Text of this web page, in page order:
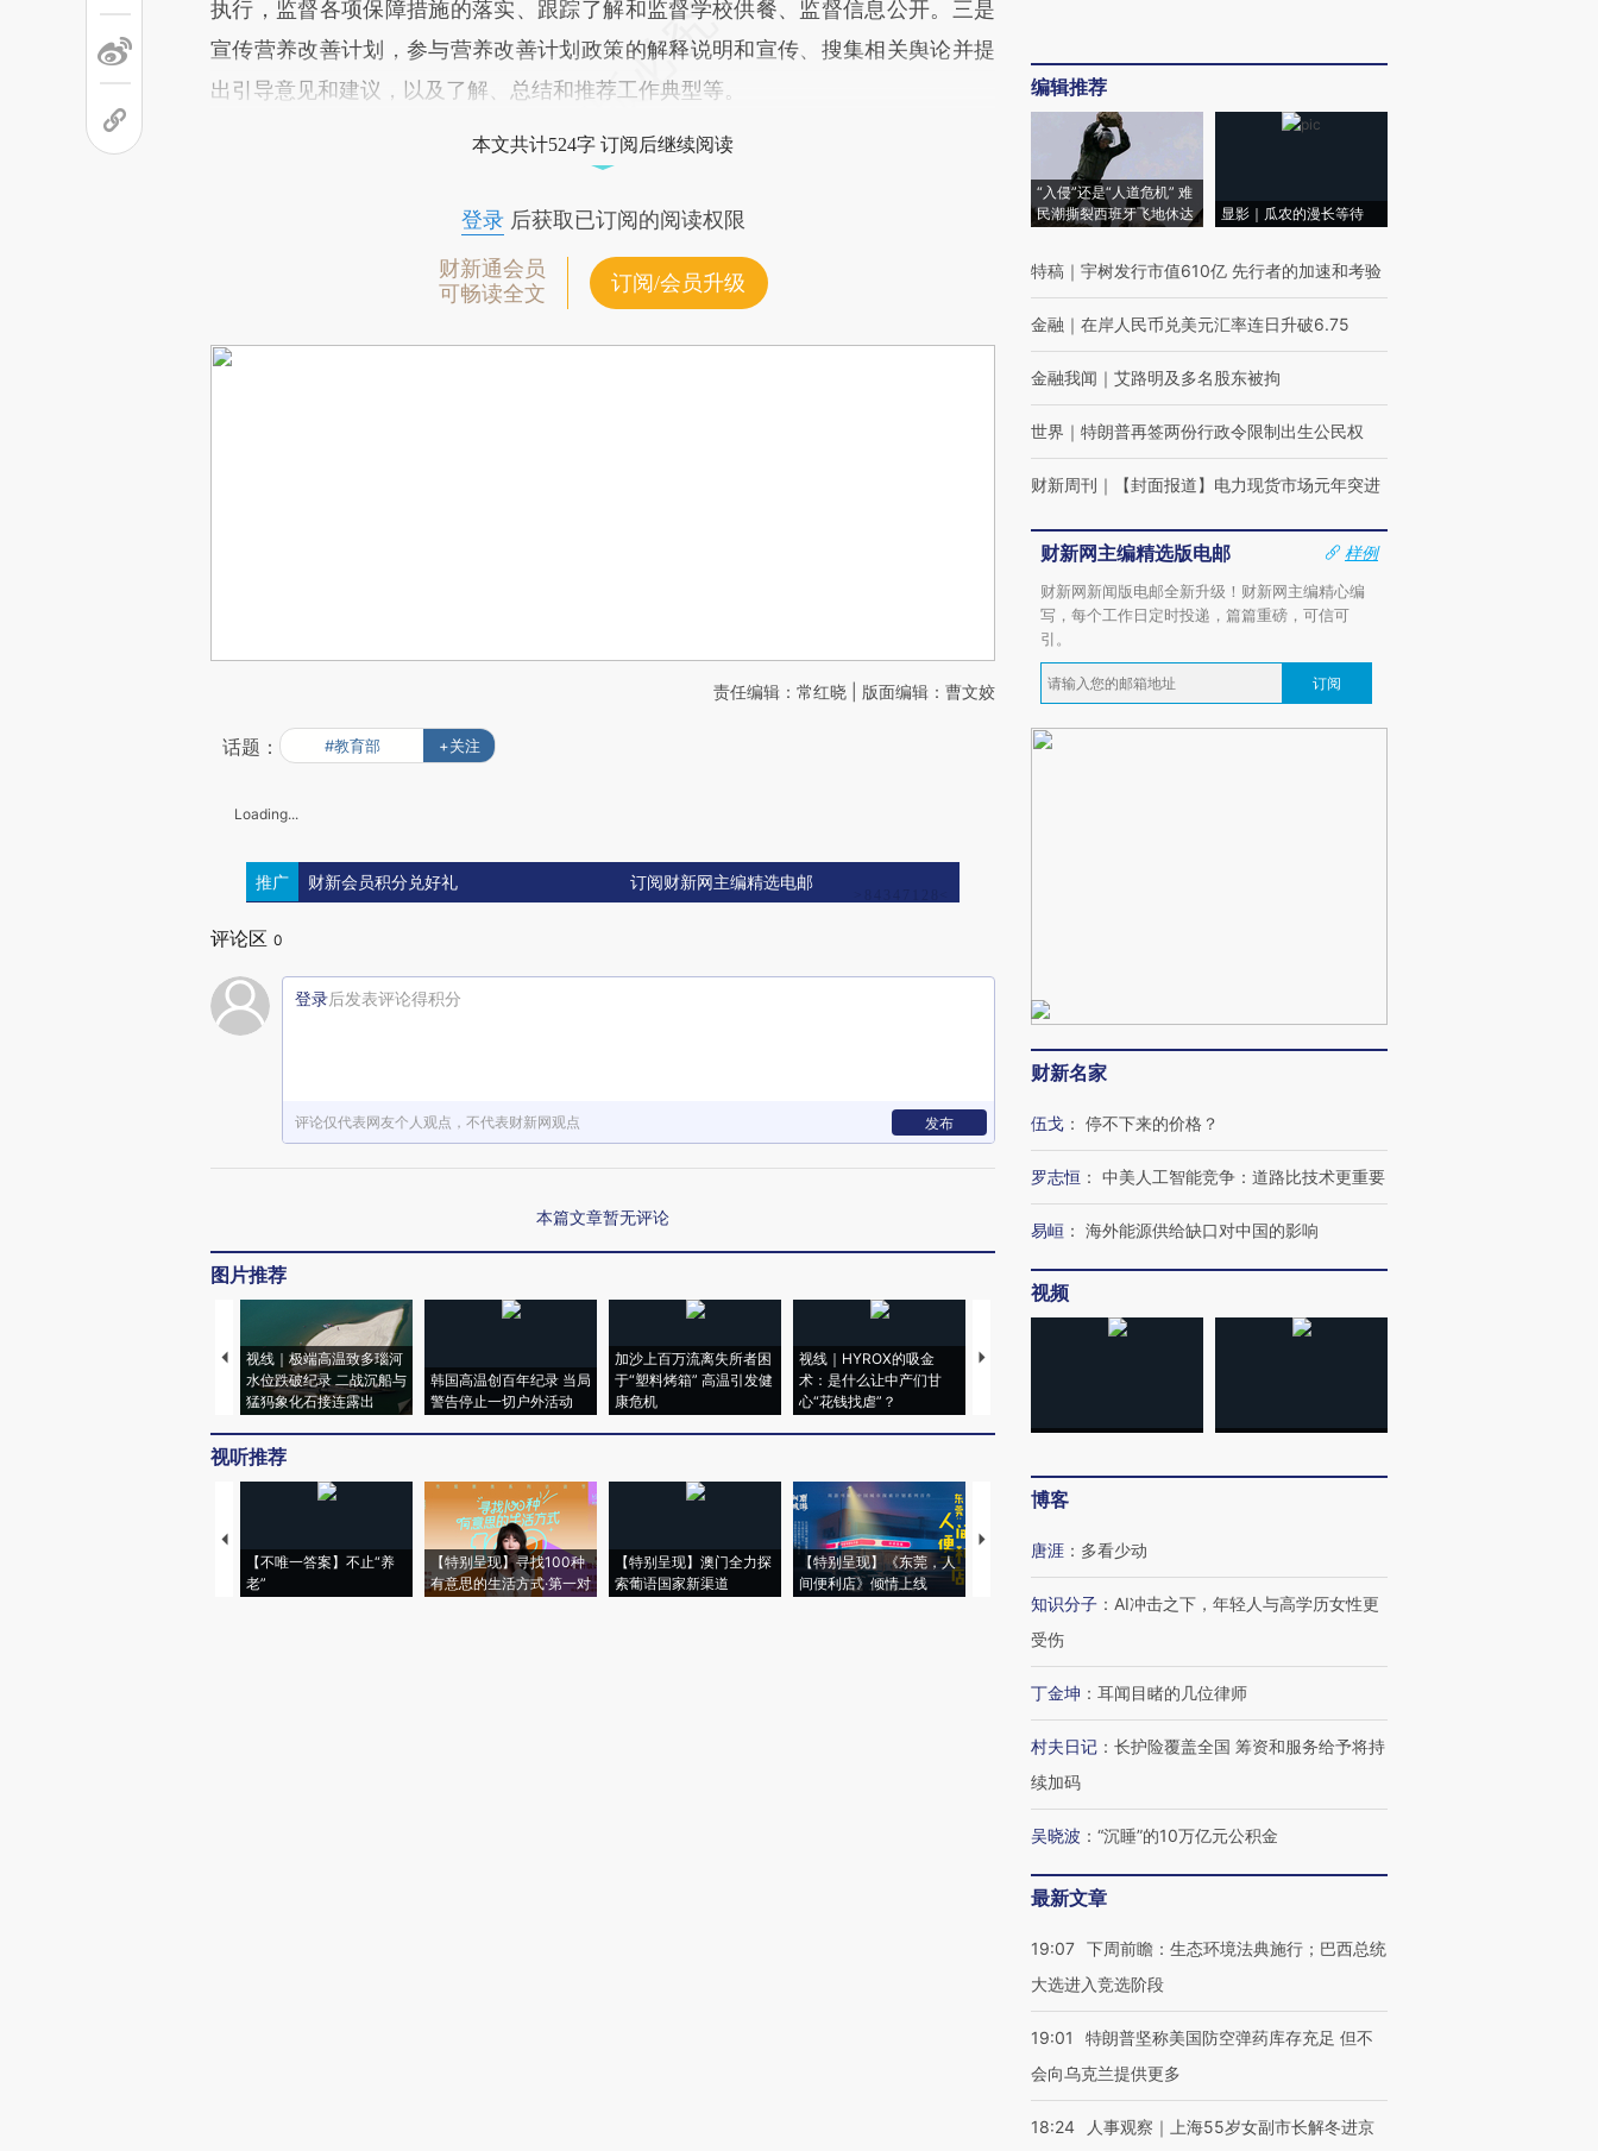
执行，监督各项保障措施的落实、跟踪了解和监督学校供餐、监督信息公开。三是
宣传营养改善计划，参与营养改善计划政策的解释说明和宣传、搜集相关舆论并提
出引导意见和建议，以及了解、总结和推荐工作典型等。
本文共计524字 订阅后继续阅读
登录后获取已订阅的阅读权限
财新通会员
可畅读全文
订阅/会员升级
责任编辑：常红晓 | 版面编辑：曹文姣
话题： #教育部 +关注
Loading...
推广 财新会员积分兑好礼 订阅财新网主编精选电邮
评论区 0
登录后发表评论得积分
评论仅代表网友个人观点，不代表财新网观点 发布
本篇文章暂无评论
图片推荐
视线｜极端高温致多瑙河
水位跌破纪录 二战沉船与
猛犸象化石接连露出
韩国高温创百年纪录 当局
警告停止一切户外活动
加沙上百万流离失所者困
于“塑料烤箱” 高温引发健
康危机
视线｜HYROX的吸金
术：是什么让中产们甘
心“花钱找虐”？
马航飞行员跨国走私7万
视听推荐
【不唯一答案】不止“养
老”
【特别呈现】寻找100种
有意思的生活方式·第一对
【特别呈现】澳门全力探
索葡语国家新渠道
【特别呈现】《东莞，人
间便利店》倾情上线
【推广】走进第四届链博
会，让数智科技“链”接产
有意思的生活方式·第三对
住三大增长引擎是什么？
编辑推荐
“入侵”还是“人道危机” 难
民潮撕裂西班牙飞地休达
显影｜瓜农的漫长等待
特稿 ｜ 宇树发行市值610亿 先行者的加速和考验
金融 ｜ 在岸人民币兑美元汇率连日升破6.75
金融我闻 ｜ 艾路明及多名股东被拘
世界 ｜ 特朗普再签两份行政令限制出生公民权
财新周刊 ｜ 【封面报道】电力现货市场元年突进
财新网主编精选版电邮
样例
财新网新闻版电邮全新升级！财新网主编精心编
写，每个工作日定时投递，篇篇重磅，可信可
引。
订阅
财新名家
伍戈 ： 停不下来的价格？
罗志恒 ： 中美人工智能竞争：道路比技术更重要
易峘 ： 海外能源供给缺口对中国的影响
视频
博客
唐涯 ： 多看少动
知识分子 ： AI冲击之下，年轻人与高学历女性更
受伤
丁金坤 ： 耳闻目睹的几位律师
村夫日记 ： 长护险覆盖全国 筹资和服务给予将持
续加码
吴晓波 ： “沉睡”的10万亿元公积金
最新文章
19:07 下周前瞻：生态环境法典施行；巴西总统
大选进入竞选阶段
19:01
特朗普坚称美国防空弹药库存充足 但不
会向乌克兰提供更多
18:24
人事观察｜上海55岁女副市长解冬进京